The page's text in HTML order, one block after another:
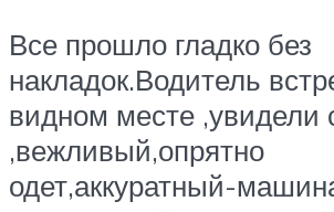
Все прошло гладко без
накладок.Водитель
видном месте ,увидели
,вежливый,опрятно
одет,аккуратный-